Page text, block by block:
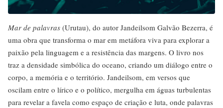
Mar de palavras (Urutau), do autor Jandeilsom Galvão Bezerra, é
uma obra que transforma o mar em metáfora viva para explorar a
paixão pela linguagem e a resistência das margens. O livro nos
traz a densidade simbólica do oceano, criando um diálogo entre o
corpo, a memória e o território. Jandeilsom, em versos que
oscilam entre o lírico e o político, mergulha em águas turbulentas
para revelar a favela como espaço de criação e luta, onde palavras